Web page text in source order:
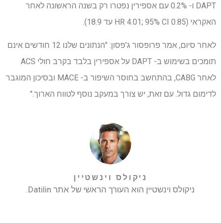
DAPT ו- 0.2% עם אספירין נפטרו רק בשנה הראשונה לאחר
האקראי (HR 4.01; 95% CI 0.85 עד 18.9).
לאחר סיום, אמר פרופסור ג'פסון: "הנתונים שלנו 12 חודשים אינם
תומכים בשימוש ב- DAPT על אספירין בלבד בקרב חולי ACS
לאחר CABG, בהתחשב בחוסר השיפור ב- MACE ובסיכון המוגבר
לדימום גדול. עם זאת, יש צורך במעקב נוסף לטווח הארוך."
ניקולס וינשטיין
ניקולס וינשטיין הוא העורך הראשי של אתר Datilin.